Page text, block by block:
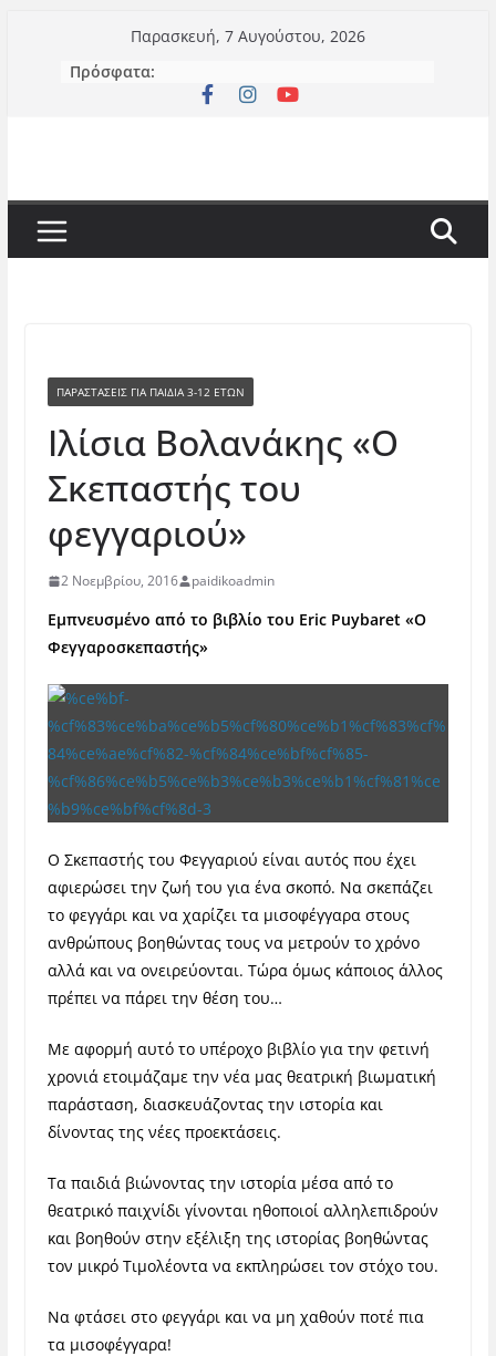
περιεχόμενο
Παρασκευή, 7 Αυγούστου, 2026
Πρόσφατα:
ΠΑΡΑΣΤΆΣΕΙΣ ΓΙΑ ΠΑΙΔΙΆ 3-12 ΕΤΏΝ
Ιλίσια Βολανάκης «Ο
Σκεπαστής του
φεγγαριού»
2 Νοεμβρίου, 2016 paidikoadmin
Εμπνευσμένο από το βιβλίο του Eric Puybaret «Ο
Φεγγαροσκεπαστής»
Ο Σκεπαστής του Φεγγαριού είναι αυτός που έχει
αφιερώσει την ζωή του για ένα σκοπό. Να σκεπάζει
το φεγγάρι και να χαρίζει τα μισοφέγγαρα στους
ανθρώπους βοηθώντας τους να μετρούν το χρόνο
αλλά και να ονειρεύονται. Τώρα όμως κάποιος άλλος
πρέπει να πάρει την θέση του…
Με αφορμή αυτό το υπέροχο βιβλίο για την φετινή
χρονιά ετοιμάζαμε την νέα μας θεατρική βιωματική
παράσταση, διασκευάζοντας την ιστορία και
δίνοντας της νέες προεκτάσεις.
Τα παιδιά βιώνοντας την ιστορία μέσα από το
θεατρικό παιχνίδι γίνονται ηθοποιοί αλληλεπιδρούν
και βοηθούν στην εξέλιξη της ιστορίας βοηθώντας
τον μικρό Τιμολέοντα να εκπληρώσει τον στόχο του.
Να φτάσει στο φεγγάρι και να μη χαθούν ποτέ πια
τα μισοφέγγαρα!